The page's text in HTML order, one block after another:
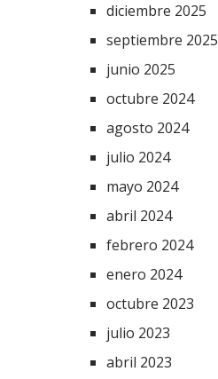
diciembre 2025
septiembre 2025
junio 2025
octubre 2024
agosto 2024
julio 2024
mayo 2024
abril 2024
febrero 2024
enero 2024
octubre 2023
julio 2023
abril 2023